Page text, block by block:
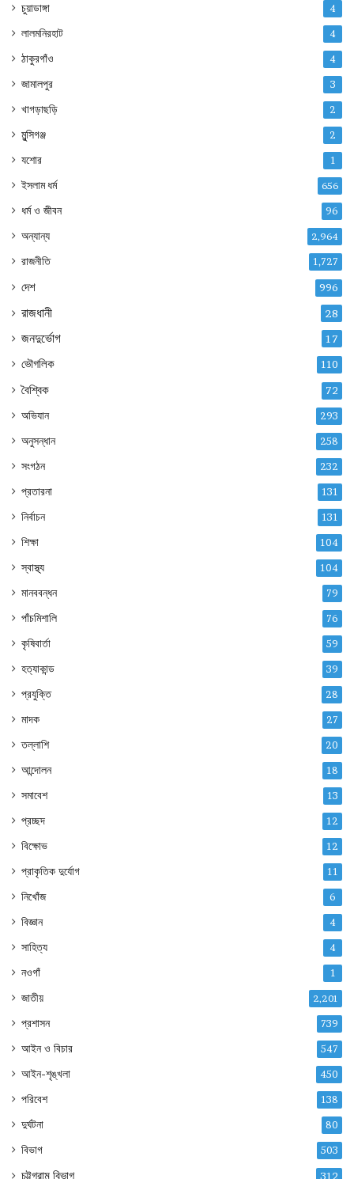
চুয়াডাঙ্গা 4
লালমনিরহাট 4
ঠাকুরগাঁও 4
জামালপুর 3
খাগড়াছড়ি 2
মুন্সিগঞ্জ 2
যশোর 1
ইসলাম ধর্ম 656
ধর্ম ও জীবন 96
অন্যান্য 2,964
রাজনীতি 1,727
দেশ 996
রাজধানী 28
জনদুর্ভোগ 17
ভৌগলিক 110
বৈশ্বিক 72
অভিযান 293
অনুসন্ধান 258
সংগঠন 232
প্রতারনা 131
নির্বাচন 131
শিক্ষা 104
স্বাস্থ্য 104
মানববন্ধন 79
পাঁচমিশালি 76
কৃষিবার্তা 59
হত্যাকান্ড 39
প্রযুক্তি 28
মাদক 27
তল্লাশি 20
আন্দোলন 18
সমাবেশ 13
প্রচ্ছদ 12
বিক্ষোভ 12
প্রাকৃতিক দুর্যোগ 11
নিখোঁজ 6
বিজ্ঞান 4
সাহিত্য 4
নওগাঁ 1
জাতীয় 2,201
প্রশাসন 739
আইন ও বিচার 547
আইন-শৃঙ্খলা 450
পরিবেশ 138
দুর্ঘটনা 80
বিভাগ 503
চট্টগ্রাম বিভাগ 312